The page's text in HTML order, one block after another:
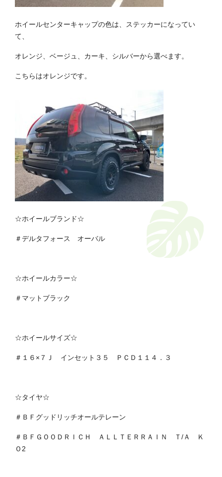
ホイールセンターキャップの色は、ステッカーになってい
て、
オレンジ、ベージュ、カーキ、シルバーから選べます。
こちらはオレンジです。
☆ホイールブランド☆
＃デルタフォース オーバル
☆ホイールカラー☆
＃マットブラック
☆ホイールサイズ☆
＃１６×７Ｊ インセット３５ ＰＣＤ１１４．３
☆タイヤ☆
＃ＢＦグッドリッチオールテレーン
＃ＢＦＧＯＯＤＲＩＣＨ ＡＬＬＴＥＲＲＡＩＮ Ｔ/Ａ Ｋ
Ｏ2